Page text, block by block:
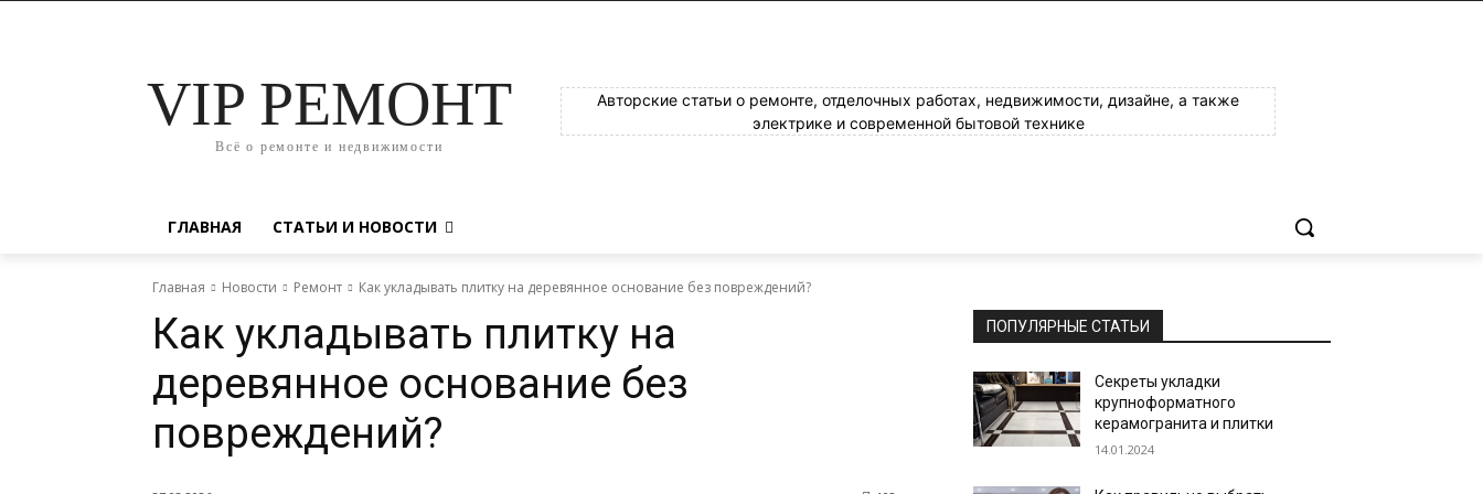
VIP РЕМОНТ
Всё о ремонте и недвижимости
Авторские статьи о ремонте, отделочных работах, недвижимости, дизайне, а также
электрике и современной бытовой технике
ГЛАВНАЯ СТАТЬИ И НОВОСТИ
Главная Новости Ремонт Как укладывать плитку на деревянное основание без повреждений?
Как укладывать плитку на
деревянное основание без
повреждений?
ПОПУЛЯРНЫЕ СТАТЬИ
Секреты укладки
крупноформатного
керамогранита и плитки
14.01.2024